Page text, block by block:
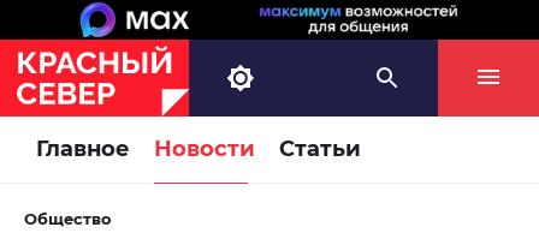
Главное Новости Статьи
Общество